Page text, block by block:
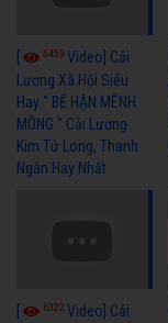
[ 5459 Video] Cải
Lương Xã Hội Siêu
Hay " BỂ HẬN MÊNH
MÔNG " Cải Lương
Kim Tử Long, Thanh
Ngân Hay Nhất
[ 6322 Video] Cải